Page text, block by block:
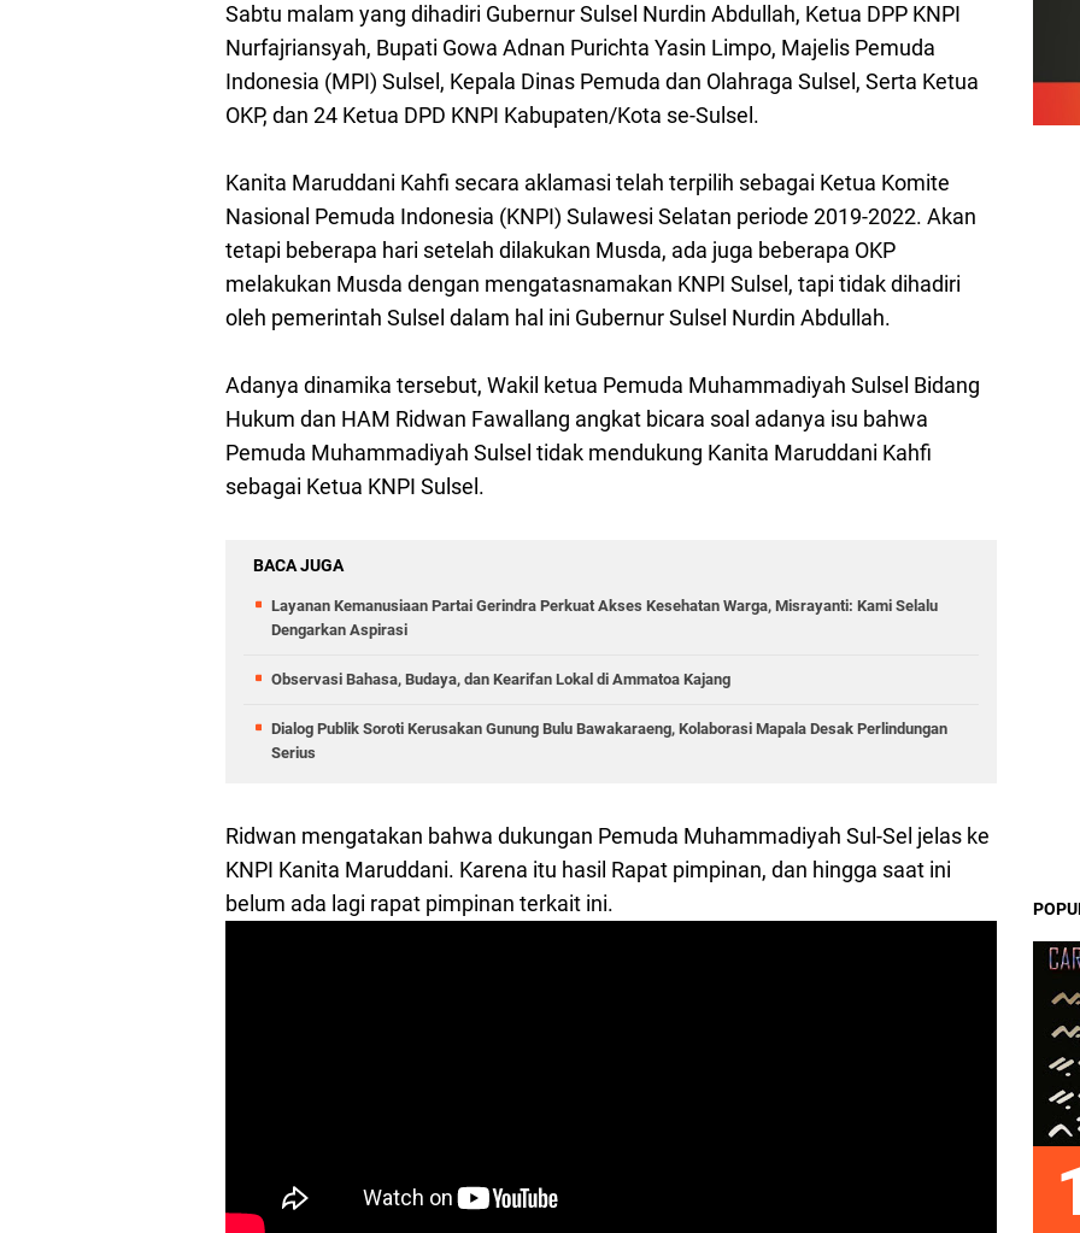
Sabtu malam yang dihadiri Gubernur Sulsel Nurdin Abdullah, Ketua DPP KNPI
Nurfajriansyah, Bupati Gowa Adnan Purichta Yasin Limpo, Majelis Pemuda
Indonesia (MPI) Sulsel, Kepala Dinas Pemuda dan Olahraga Sulsel, Serta Ketua
OKP, dan 24 Ketua DPD KNPI Kabupaten/Kota se-Sulsel.
Kanita Maruddani Kahfi secara aklamasi telah terpilih sebagai Ketua Komite
Nasional Pemuda Indonesia (KNPI) Sulawesi Selatan periode 2019-2022. Akan
tetapi beberapa hari setelah dilakukan Musda, ada juga beberapa OKP
melakukan Musda dengan mengatasnamakan KNPI Sulsel, tapi tidak dihadiri
oleh pemerintah Sulsel dalam hal ini Gubernur Sulsel Nurdin Abdullah.
Adanya dinamika tersebut, Wakil ketua Pemuda Muhammadiyah Sulsel Bidang
Hukum dan HAM Ridwan Fawallang angkat bicara soal adanya isu bahwa
Pemuda Muhammadiyah Sulsel tidak mendukung Kanita Maruddani Kahfi
sebagai Ketua KNPI Sulsel.
BACA JUGA
Layanan Kemanusiaan Partai Gerindra Perkuat Akses Kesehatan Warga, Misrayanti: Kami Selalu
Dengarkan Aspirasi
Observasi Bahasa, Budaya, dan Kearifan Lokal di Ammatoa Kajang
Dialog Publik Soroti Kerusakan Gunung Bulu Bawakaraeng, Kolaborasi Mapala Desak Perlindungan
Serius
Ridwan mengatakan bahwa dukungan Pemuda Muhammadiyah Sul-Sel jelas ke
KNPI Kanita Maruddani. Karena itu hasil Rapat pimpinan, dan hingga saat ini
belum ada lagi rapat pimpinan terkait ini.